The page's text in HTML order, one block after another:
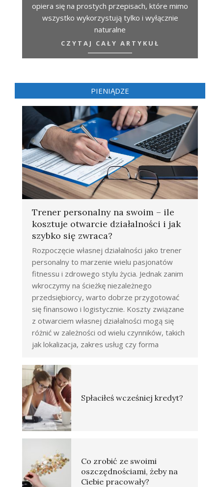
opiera się na prostych przepisach, które mimo
wszystko wykorzystują tylko i wyłącznie
naturalne
CZYTAJ CAŁY ARTYKUŁ
PIENIĄDZE
Trener personalny na swoim – ile
kosztuje otwarcie działalności i jak
szybko się zwraca?
Rozpoczęcie własnej działalności jako trener
personalny to marzenie wielu pasjonatów
fitnessu i zdrowego stylu życia. Jednak zanim
wkroczymy na ścieżkę niezależnego
przedsiębiorcy, warto dobrze przygotować
się finansowo i logistycznie. Koszty związane
z otwarciem własnej działalności mogą się
różnić w zależności od wielu czynników, takich
jak lokalizacja, zakres usług czy forma
Spłaciłeś wcześniej kredyt?
Co zrobić ze swoimi
oszczędnościami, żeby na
Ciebie pracowały?